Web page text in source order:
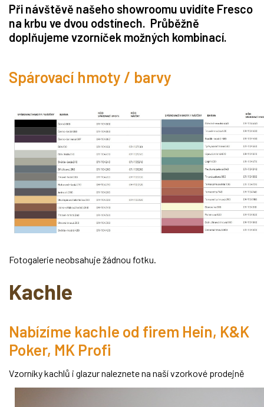
Při návštěvě našeho showroomu uvidíte Fresco
na krbu ve dvou odstínech. Průběžně
doplňujeme vzorníček možných kombinací.
Spárovací hmoty / barvy
Fotogalerie neobsahuje žádnou fotku.
Kachle
Nabízíme kachle od firem Hein, K&K
Poker, MK Profi
Vzorníky kachlů i glazur naleznete na naší vzorkové prodejně